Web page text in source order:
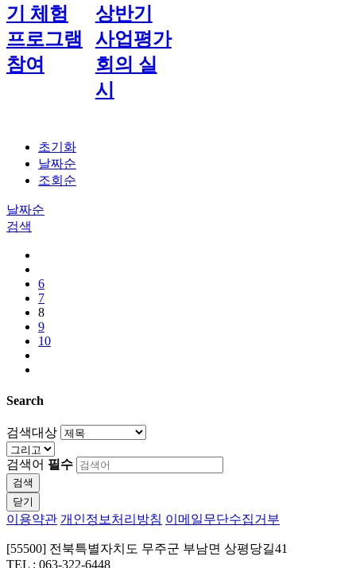
기 체험
프로그램
참여
상반기
사업평가
회의 실
시
초기화
날짜순
조회순
날짜순
검색
6
7
8
9
10
Search
검색대상
검색어 필수
검색
닫기
이용약관 개인정보처리방침 이메일무단수집거부
[55500] 전북특별자치도 무주군 부남면 상평당길41
TEL : 063-322-6448